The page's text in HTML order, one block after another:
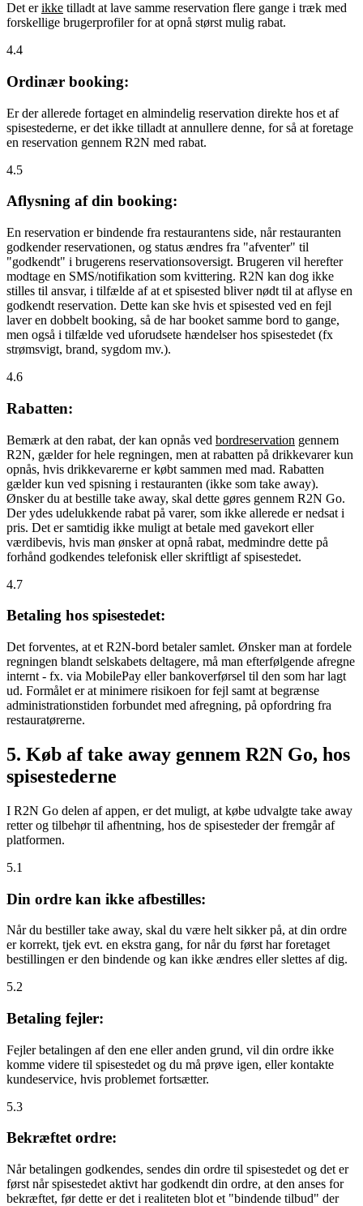
Det erikke tilladt at lave samme reservation flere gange i træk med
forskellige brugerprofiler for at opnå størst mulig rabat.
4.4
Ordinær booking:
Er der allerede fortaget en almindelig reservation direkte hos et af
spisestederne, er det ikke tilladt at annullere denne, for så at foretage
en reservation gennem R2N med rabat.
4.5
Aflysning af din booking:
En reservation er bindende fra restaurantens side, når restauranten
godkender reservationen, og status ændres fra "afventer" til
"godkendt" i brugerens reservationsoversigt. Brugeren vil herefter
modtage en SMS/notifikation som kvittering. R2N kan dog ikke
stilles til ansvar, i tilfælde af at et spisested bliver nødt til at aflyse en
godkendt reservation. Dette kan ske hvis et spisested ved en fejl
laver en dobbelt booking, så de har booket samme bord to gange,
men også i tilfælde ved uforudsete hændelser hos spisestedet (fx
strømsvigt, brand, sygdom mv.).
4.6
Rabatten:
Bemærk at den rabat, der kan opnås ved bordreservation gennem
R2N, gælder for hele regningen, men at rabatten på drikkevarer kun
opnås, hvis drikkevarerne er købt sammen med mad. Rabatten
gælder kun ved spisning i restauranten (ikke som take away).
Ønsker du at bestille take away, skal dette gøres gennem R2N Go.
Der ydes udelukkende rabat på varer, som ikke allerede er nedsat i
pris. Det er samtidig ikke muligt at betale med gavekort eller
værdibevis, hvis man ønsker at opnå rabat, medmindre dette på
forhånd godkendes telefonisk eller skriftligt af spisestedet.
4.7
Betaling hos spisestedet:
Det forventes, at et R2N-bord betaler samlet. Ønsker man at fordele
regningen blandt selskabets deltagere, må man efterfølgende afregne
internt - fx. via MobilePay eller bankoverførsel til den som har lagt
ud. Formålet er at minimere risikoen for fejl samt at begrænse
administrationstiden forbundet med afregning, på opfordring fra
restauratørerne.
5. Køb af take away gennem R2N Go, hos
spisestederne
I R2N Go delen af appen, er det muligt, at købe udvalgte take away
retter og tilbehør til afhentning, hos de spisesteder der fremgår af
platformen.
5.1
Din ordre kan ikke afbestilles:
Når du bestiller take away, skal du være helt sikker på, at din ordre
er korrekt, tjek evt. en ekstra gang, for når du først har foretaget
bestillingen er den bindende og kan ikke ændres eller slettes af dig.
5.2
Betaling fejler:
Fejler betalingen af den ene eller anden grund, vil din ordre ikke
komme videre til spisestedet og du må prøve igen, eller kontakte
kundeservice, hvis problemet fortsætter.
5.3
Bekræftet ordre:
Når betalingen godkendes, sendes din ordre til spisestedet og det er
først når spisestedet aktivt har godkendt din ordre, at den anses for
bekræftet, før dette er det i realiteten blot et "bindende tilbud" der